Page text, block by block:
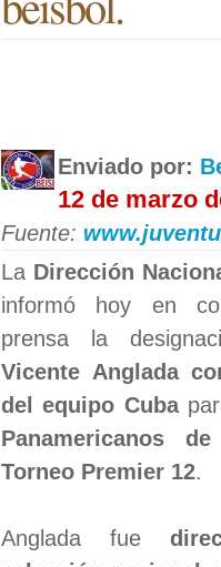
Enviado por:
12 de marzo
Fuente:
La Dirección
informó hoy en
prensa la
Vicente Anglada
del equipo Cuba
Panamericanos
Torneo Premier 12.
Anglada fue